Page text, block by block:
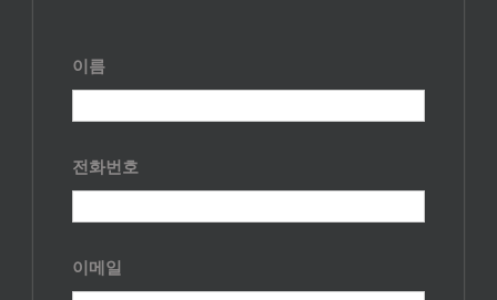
이름
전화번호
이메일